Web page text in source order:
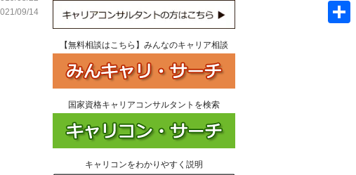
09/14
【無料相談はこちら】みんなのキャリア相談
国家資格キャリアコンサルタントを検索
キャリコンをわかりやすく説明